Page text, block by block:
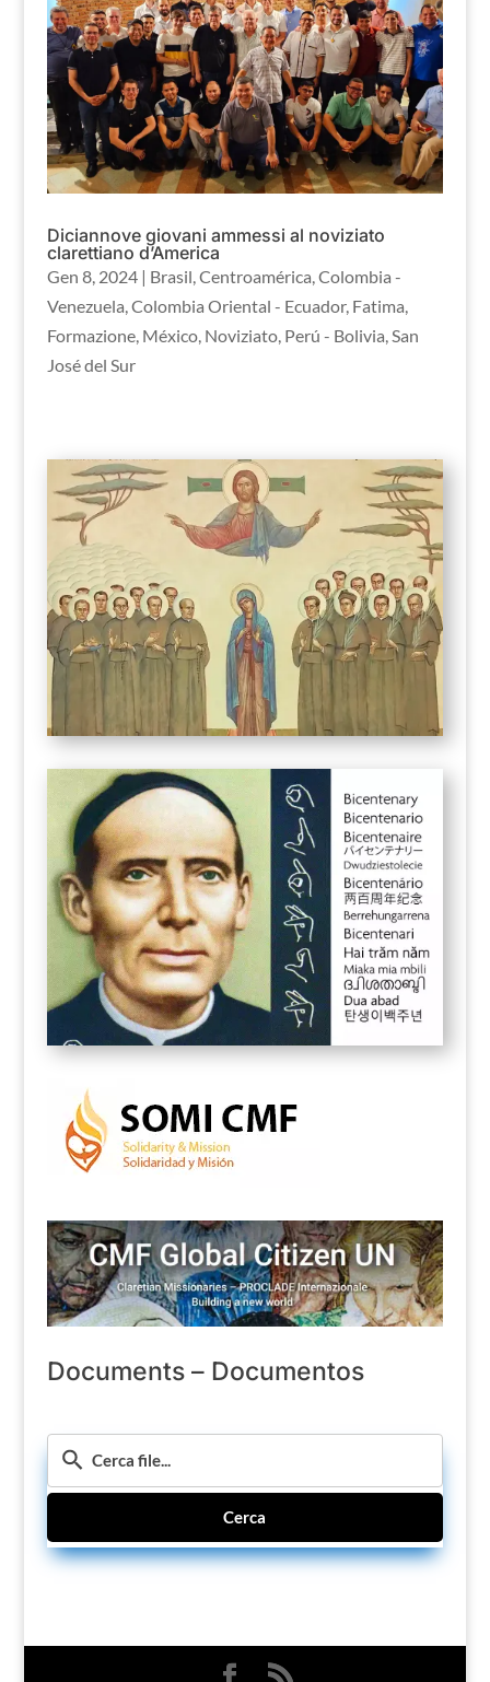
Diciannove giovani ammessi al noviziato
clarettiano d’America
Gen 8, 2024| Brasil Centroamérica Colombia -
Venezuela Colombia Oriental - Ecuador, Fatima
Formazione, México, Noviziato, Perú - Bolivia San
José del Sur
Documents – Documentos
Cerca